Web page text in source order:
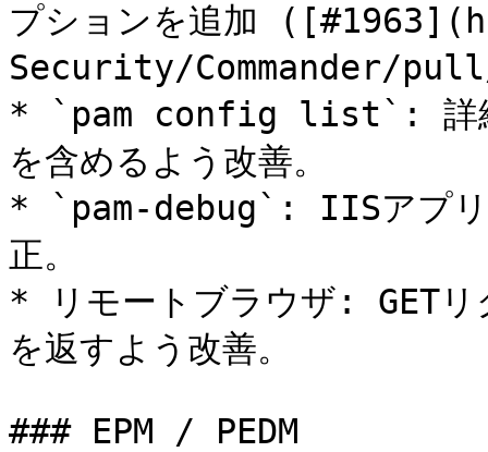
プションを追加
Security/Commander/
* `pam config list`: 詳細
を含めるよう改善。
* `pam-debug`: IISアプリ
正。
* リモートブラウザ: GETリ
を返すよう改善。
### EPM / PEDM